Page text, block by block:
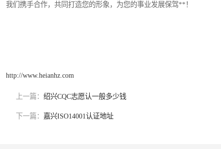
我们携手合作，共同打造您的形象，为您的事业发展保驾**！
http://www.heianhz.com
上一篇： 绍兴CQC志愿认一般多少钱
下一篇： 嘉兴ISO14001认证地址